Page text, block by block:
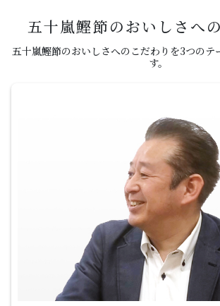
五十嵐鰹節のおいしさへ
五十嵐鰹節のおいしさへのこだわりを3つのテ
す。